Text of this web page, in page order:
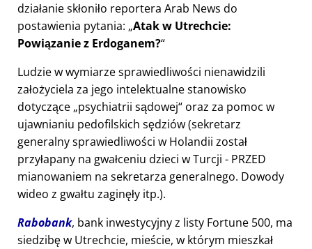
działanie skłoniło reportera Arab News do
postawienia pytania: Atak w Utrechcie:
Powiązanie z Erdoganem?
Ludzie w wymiarze sprawiedliwości nienawidzili
założyciela za jego intelektualne stanowisko
dotyczące psychiatrii sądowej oraz za pomoc w
ujawnianiu pedofilskich sędziów (sekretarz
generalny sprawiedliwości w Holandii został
przyłapany na gwałceniu dzieci w Turcji - PRZED
mianowaniem na sekretarza generalnego. Dowody
wideo z gwałtu zaginęły itp.).
Rabobank, bank inwestycyjny z listy Fortune 500, ma
siedzibę w Utrechcie, mieście, w którym mieszkał